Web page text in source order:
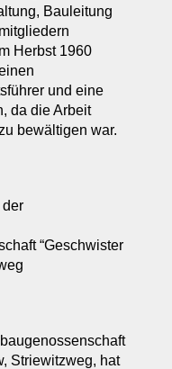
Bauleitung
Herbst 1960
und eine
da die Arbeit
bewältigen war.
“Geschwister
Striewitzweg, hat